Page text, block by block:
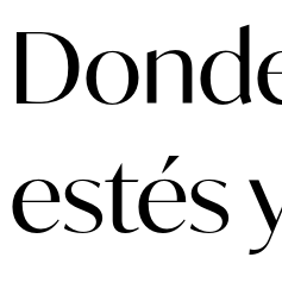
estés